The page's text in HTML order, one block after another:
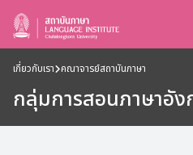
เกี่ยวกับเรา คณาจารย์สถาบันภาษา
กลุ่มการสอนภาษาอั